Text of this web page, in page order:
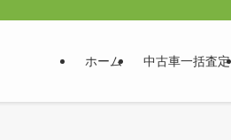
ホーム 中古車一括査定